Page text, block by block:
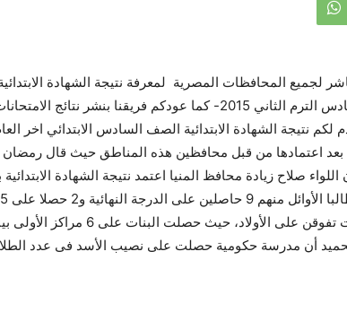
لجميع المحافظات المصرية لمعرفة نتيجة الشهادة
العام 2015 برقم الجلوس – نتائج الصف السادس الترم الثاني 2015- كما عودكم فريقنا بنشر نتائج
نتيجة الشهادة الابتدائية الصف السادس الابتدائي اخر
بعد اعتمادها من قبل محافظين هذه المناطق حيث قال رمضان
اللواء صلاح زيادة محافظ المنيا اعتمد نتيجة الشهادة
وأوضح وكيل وزارة التربية والتعليم أن الفتيات تفوقن على الأولاد، حيث حصلت البنات على 6
,وذكر عبد الحميد أن مدرسة حكومية حصلت على نصيب الأسد فى عدد